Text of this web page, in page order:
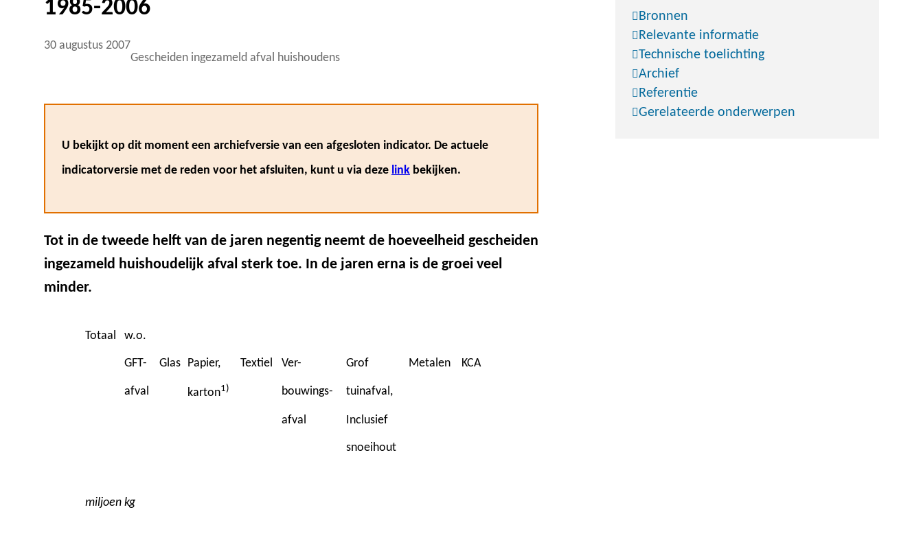
1985-2006
30 augustus 2007
Gescheiden ingezameld afval huishoudens
Bronnen
Relevante informatie
Technische toelichting
Archief
Referentie
Gerelateerde onderwerpen
U bekijkt op dit moment een archiefversie van een afgesloten indicator. De actuele
indicatorversie met de reden voor het afsluiten, kunt u via deze link bekijken.
Tot in de tweede helft van de jaren negentig neemt de hoeveelheid gescheiden
ingezameld huishoudelijk afval sterk toe. In de jaren erna is de groei veel
minder.
Totaal w.o.
GFT- Glas Papier, Textiel Ver- Grof Metalen KCA
afval karton1) bouwings- tuinafval,
afval Inclusief
snoeihout
miljoen kg